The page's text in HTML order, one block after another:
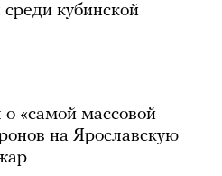
среди кубинской
«самой массовой
на Ярославскую